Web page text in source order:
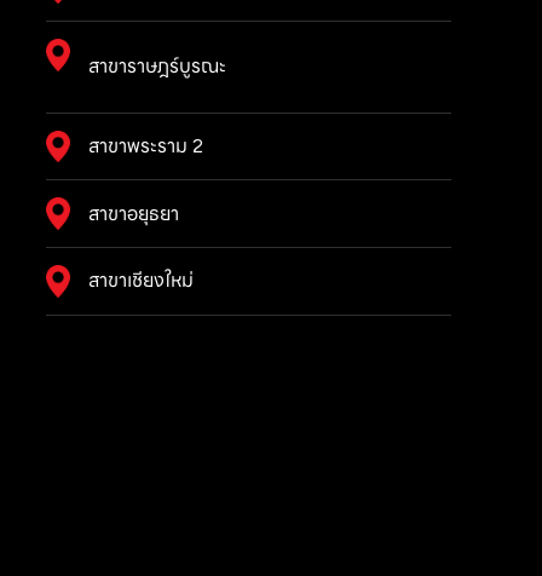
สาขาราษฎร์บูรณะ
สาขาพระราม 2
สาขาอยุธยา
สาขาเชียงใหม่